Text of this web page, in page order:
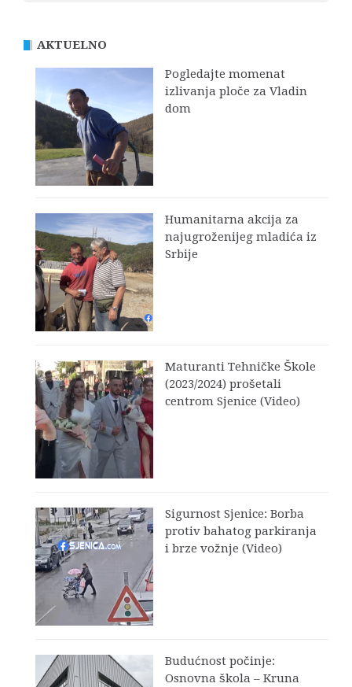
AKTUELNO
Pogledajte momenat
izlivanja ploče za Vladin
dom
Humanitarna akcija za
najugroženijeg mladića iz
Srbije
Maturanti Tehničke Škole
(2023/2024) prošetali
centrom Sjenice (Video)
Sigurnost Sjenice: Borba
protiv bahatog parkiranja
i brze vožnje (Video)
Budućnost počinje:
Osnovna škola – Kruna